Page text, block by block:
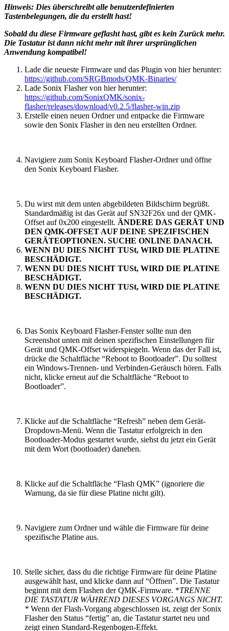
Hinweis: Dies überschreibt alle benutzerdefinierten
Tastenbelegungen, die du erstellt hast!
Sobald du diese Firmware geflasht hast, gibt es kein Zurück mehr.
Die Tastatur ist dann nicht mehr mit ihrer ursprünglichen
Anwendung kompatibel!
Lade die neueste Firmware und das Plugin von hier herunter:
https://github.com/SRGBmods/QMK-Binaries/
Lade Sonix Flasher von hier herunter:
https://github.com/SonixQMK/sonix-
flasher/releases/download/v0.2.5/flasher-win.zip
Erstelle einen neuen Ordner und entpacke die Firmware
sowie den Sonix Flasher in den neu erstellten Ordner.
Navigiere zum Sonix Keyboard Flasher-Ordner und öffne
den Sonix Keyboard Flasher.
Du wirst mit dem unten abgebildeten Bildschirm begrüßt.
Standardmäßig ist das Gerät auf SN32F26x und der QMK-
Offset auf 0x200 eingestellt. ÄNDERE DAS GERÄT UND
DEN QMK-OFFSET AUF DEINE SPEZIFISCHEN
GERÄTEOPTIONEN. SUCHE ONLINE DANACH.
WENN DU DIES NICHT TUSt, WIRD DIE PLATINE
BESCHÄDIGT.
WENN DU DIES NICHT TUSt, WIRD DIE PLATINE
BESCHÄDIGT.
WENN DU DIES NICHT TUSt, WIRD DIE PLATINE
BESCHÄDIGT.
Das Sonix Keyboard Flasher-Fenster sollte nun den
Screenshot unten mit deinen spezifischen Einstellungen für
Gerät und QMK-Offset widerspiegeln. Wenn das der Fall ist,
drücke die Schaltfläche “Reboot to Bootloader”. Du solltest
ein Windows-Trennen- und Verbinden-Geräusch hören. Falls
nicht, klicke erneut auf die Schaltfläche “Reboot to
Bootloader”.
Klicke auf die Schaltfläche “Refresh” neben dem Gerät-
Dropdown-Menü. Wenn die Tastatur erfolgreich in den
Bootloader-Modus gestartet wurde, siehst du jetzt ein Gerät
mit dem Wort (bootloader) daneben.
Klicke auf die Schaltfläche “Flash QMK” (ignoriere die
Warnung, da sie für diese Platine nicht gilt).
Navigiere zum Ordner und wähle die Firmware für deine
spezifische Platine aus.
Stelle sicher, dass du die richtige Firmware für deine Platine
ausgewählt hast, und klicke dann auf “Öffnen”. Die Tastatur
beginnt mit dem Flashen der QMK-Firmware. *TRENNE
DIE TASTATUR WÄHREND DIESES VORGANGS NICHT.
* Wenn der Flash-Vorgang abgeschlossen ist, zeigt der Sonix
Flasher den Status “fertig” an, die Tastatur startet neu und
zeigt einen Standard-Regenbogen-Effekt.